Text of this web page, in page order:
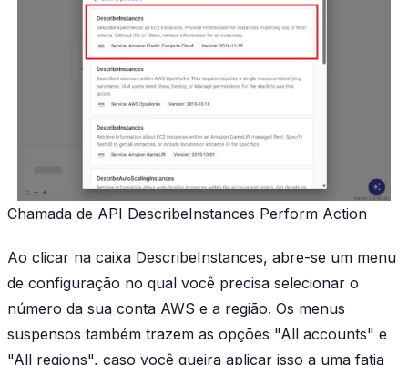
Chamada de API DescribeInstances Perform Action
Ao clicar na caixa DescribeInstances, abre-se um menu
de configuração no qual você precisa selecionar o
número da sua conta AWS e a região. Os menus
suspensos também trazem as opções "All accounts" e
"All regions", caso você queira aplicar isso a uma fatia